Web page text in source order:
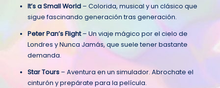
It’s a Small World – Colorida, musical y un clásico que
sigue fascinando generación tras generación.
Peter Pan’s Flight– Un viaje mágico por el cielo de
Londres y Nunca Jamás, que suele tener bastante
demanda.
Star Tours – Aventura en un simulador. Abrochate el
cinturón y prepárate para la película.